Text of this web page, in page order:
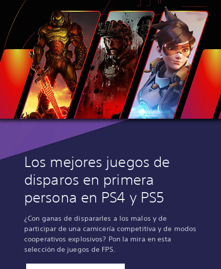
Los mejores juegos de
disparos en primera
persona en PS4 y PS5
¿Con ganas de dispararles a los malos y de
participar de una carnicería competitiva y de modos
cooperativos explosivos? Pon la mira en esta
selección de juegos de FPS.